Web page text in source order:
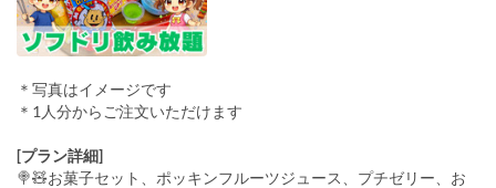
＊写真はイメージです
＊1人分からご注文いただけます
[プラン詳細]
🍭🧸お菓子セット、ポッキンフルーツジュース、プチゼリー、お